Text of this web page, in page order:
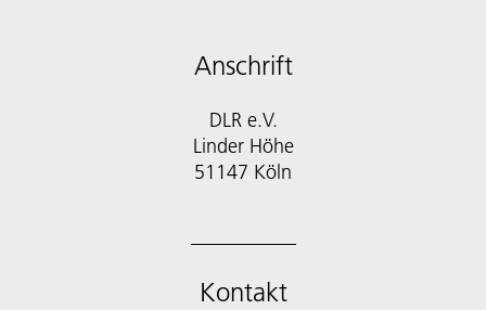
Anschrift
DLR e.V.
Linder Höhe
51147 Köln
Kontakt